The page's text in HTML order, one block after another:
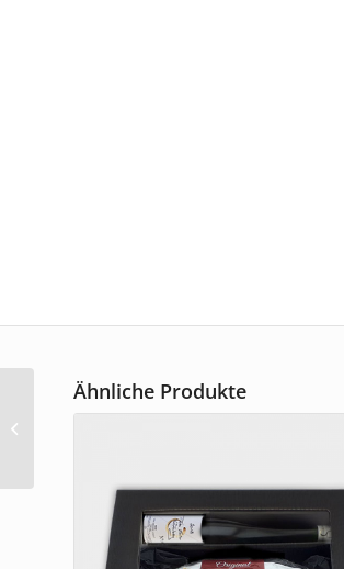
Ähnliche Produkte
Original Dresdner
Christstollen ® 1500 g